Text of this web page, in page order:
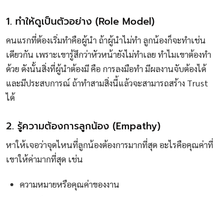
1. ทำให้ดูเป็นตัวอย่าง (Role Model)
คนแรกที่ต้องเริ่มทำคือผู้นำ ถ้าผู้นำไม่ทำ ลูกน้องก็จะทำเช่น
เดียวกัน เพราะเขารู้สึกว่าหัวหน้ายังไม่ทำเลย ทำไมเขาต้องทำ
ด้วย ดังนั้นสิ่งที่ผู้นำต้องมี คือ การลงมือทำ มีผลงานจับต้องได้
และมีประสบการณ์ ถ้าทำสามสิ่งนี้แล้วจะสามารถสร้าง Trust
ได้
2. รู้ความต้องการลูกน้อง (Empathy)
หาให้เจอว่าจุดไหนที่ลูกน้องต้องการมากที่สุด อะไรคือคุณค่าที่
เขาให้ค่ามากที่สุด เช่น
ความหมายหรือคุณค่าของงาน